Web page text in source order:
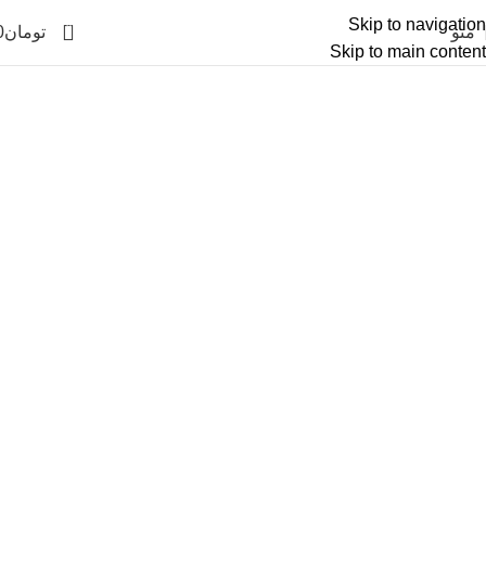
Skip to navigation
Skip to main content
منو 0 تومان